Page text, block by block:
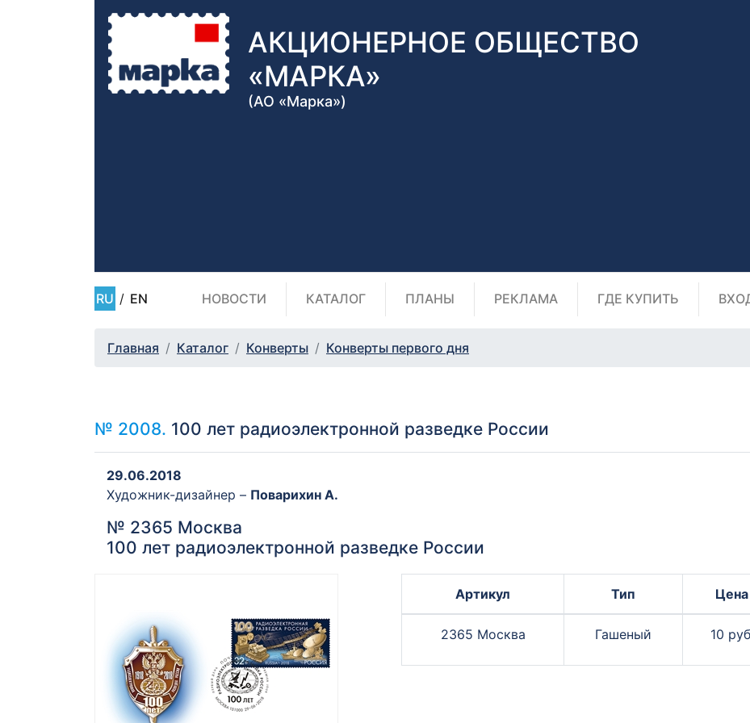
АКЦИОНЕРНОЕ ОБЩЕСТВО
«МАРКА»
(АО «Марка»)
RU / EN НОВОСТИ КАТАЛОГ ПЛАНЫ РЕКЛАМА ГДЕ КУПИТЬ
Главная Каталог Конверты Конверты первого дня
№ 2008. 100 лет радиоэлектронной разведке России
29.06.2018
Художник-дизайнер – Поварихин А.
№ 2365 Москва
100 лет радиоэлектронной разведке России
Артикул Тип Цена
2365 Москва Гашеный 10